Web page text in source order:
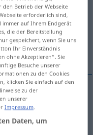
antippen)
Betrieb der Webseite
erforderlich sind,
immer auf Ihrem Endgerät
die der Bereitstellung
gespeichert, wenn Sie uns
Ihr Einverständnis
ohne Akzeptieren“. Sie
Besuche unserer
zu den Cookies
klicken Sie einfach auf den
zu der
unserer
Impressum
Daten, um